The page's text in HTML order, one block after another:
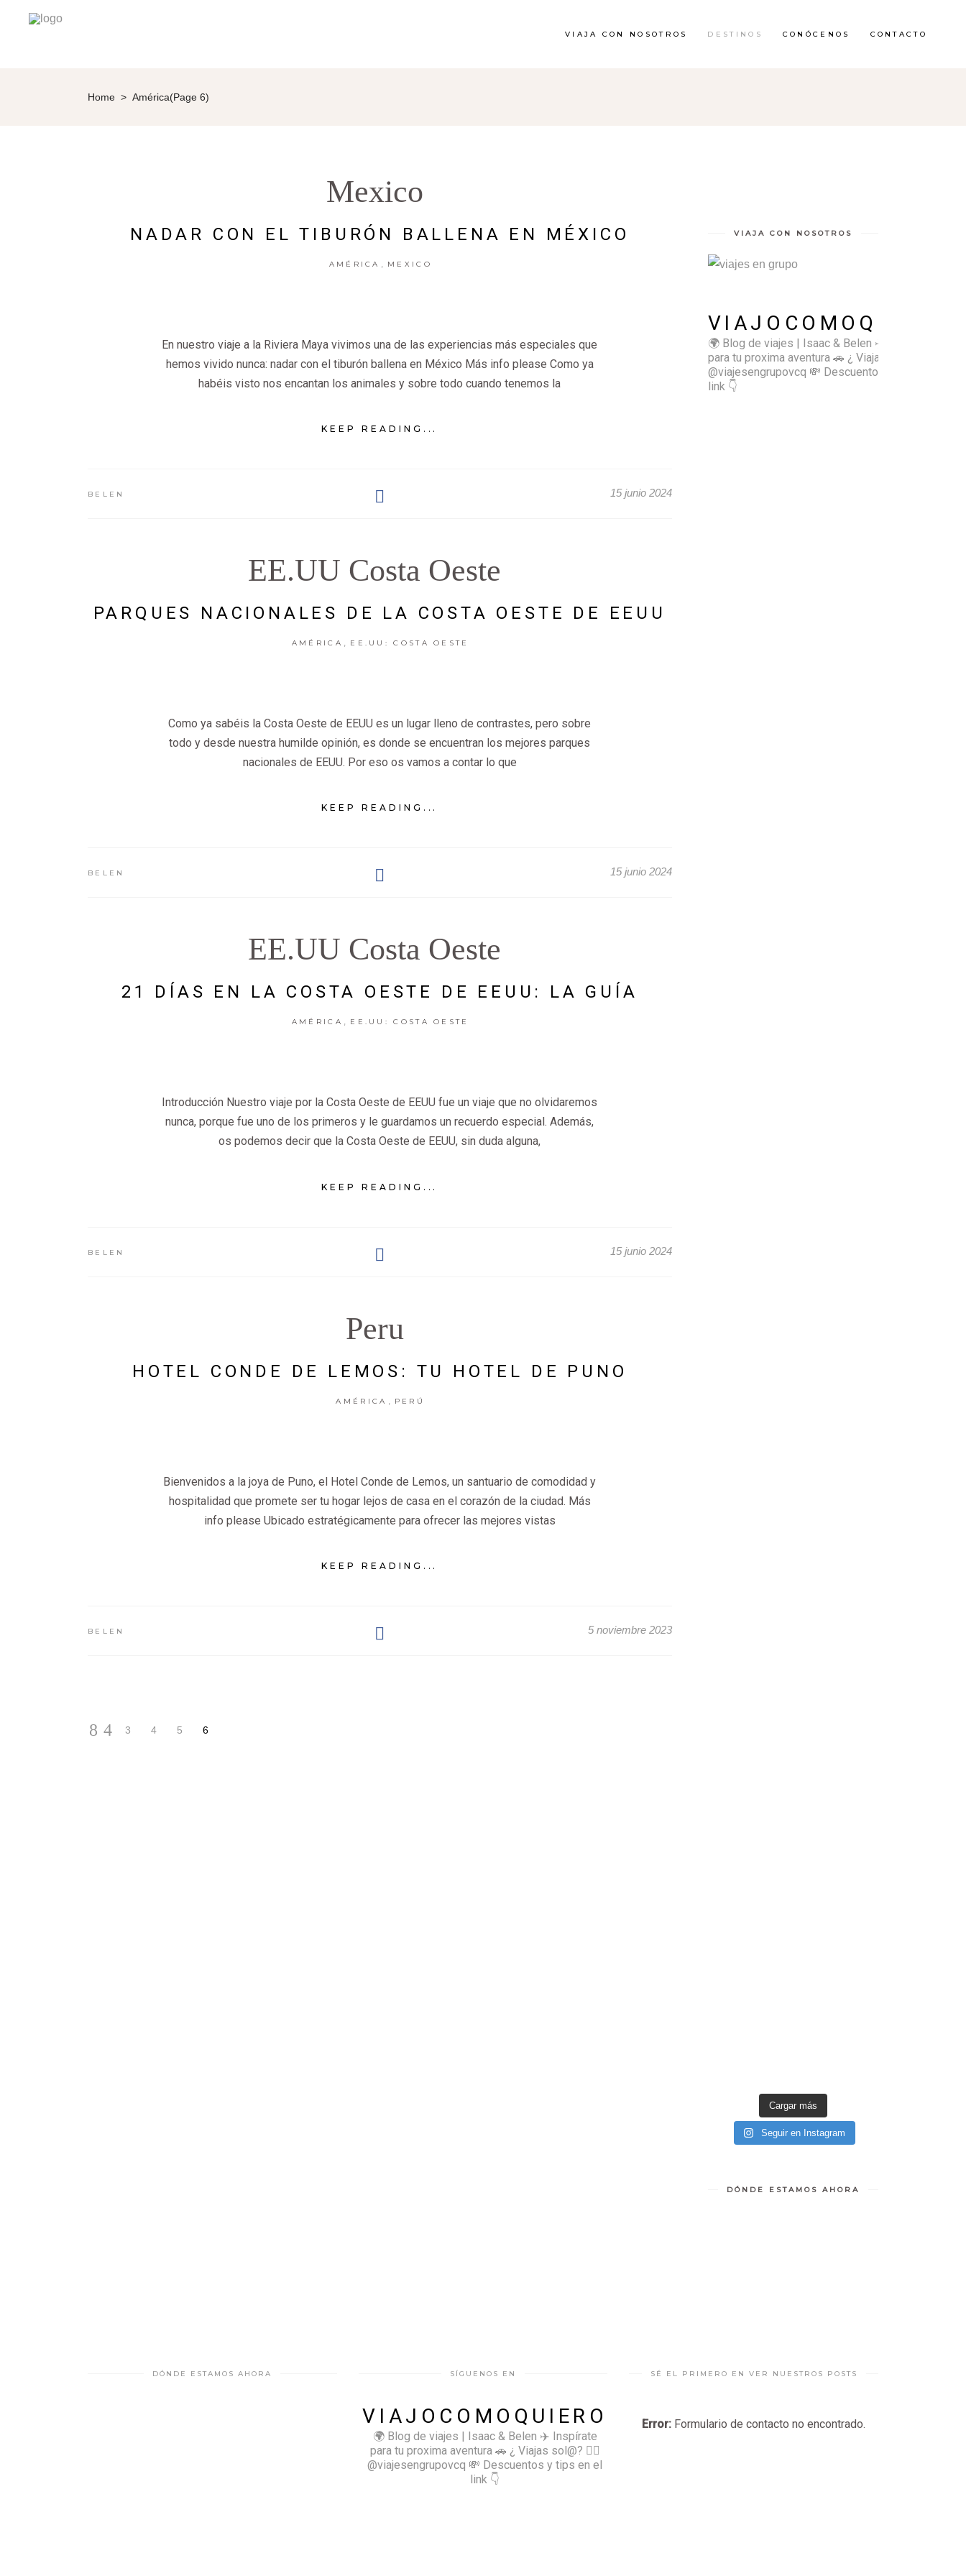
VIAJA CON NOSOTROS DESTINOS CONÓCENOS CONTACTO
Home > América(Page 6)
Mexico
NADAR CON EL TIBURÓN BALLENA EN MÉXICO
AMÉRICA MEXICO
En nuestro viaje a la Riviera Maya vivimos una de las experiencias más especiales que
hemos vivido nunca: nadar con el tiburón ballena en México Más info please Como ya
habéis visto nos encantan los animales y sobre todo cuando tenemos la
KEEP READING...
BELEN 15 junio 2024
EE.UU Costa Oeste
PARQUES NACIONALES DE LA COSTA OESTE DE EEUU
AMÉRICA EE.UU: COSTA OESTE
Como ya sabéis la Costa Oeste de EEUU es un lugar lleno de contrastes, pero sobre
todo y desde nuestra humilde opinión, es donde se encuentran los mejores parques
nacionales de EEUU. Por eso os vamos a contar lo que
KEEP READING...
BELEN 15 junio 2024
EE.UU Costa Oeste
21 DÍAS EN LA COSTA OESTE DE EEUU: LA GUÍA
AMÉRICA , EE.UU: COSTA OESTE
Introducción Nuestro viaje por la Costa Oeste de EEUU fue un viaje que no olvidaremos
nunca, porque fue uno de los primeros y le guardamos un recuerdo especial. Además,
os podemos decir que la Costa Oeste de EEUU, sin duda alguna,
KEEP READING...
BELEN 15 junio 2024
Peru
HOTEL CONDE DE LEMOS: TU HOTEL DE PUNO
AMÉRICA PERÚ
Bienvenidos a la joya de Puno, el Hotel Conde de Lemos, un santuario de comodidad y
hospitalidad que promete ser tu hogar lejos de casa en el corazón de la ciudad. Más
info please Ubicado estratégicamente para ofrecer las mejores vistas
KEEP READING...
BELEN 5 noviembre 2023
3 4 5 6
VIAJA CON NOSOTROS
VIAJOCOMOQUIERO
🌍 Blog de viajes | Isaac & Belen ✈️ Inspírate
para tu proxima aventura 🚗 ¿ Viajas sol@? 👉🏻
@viajesengrupovcq 💸 Descuentos y tips en el
link 👇
Cargar más
Seguir en Instagram
DÓNDE ESTAMOS AHORA
DÓNDE ESTAMOS AHORA SÍGUENOS EN
VIAJOCOMOQUIERO
🌍 Blog de viajes | Isaac & Belen ✈️ Inspírate
para tu proxima aventura 🚗 ¿ Viajas sol@? 👉🏻
@viajesengrupovcq 💸 Descuentos y tips en el
link 👇
SÉ EL PRIMERO EN VER NUESTROS POSTS
Error: Formulario de contacto no encontrado.